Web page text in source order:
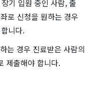
기 입원 중인 사람, 출
로 신청을 원하는 경우
니다.
는 경우 진료받은 사람의
제출해야 합니다.